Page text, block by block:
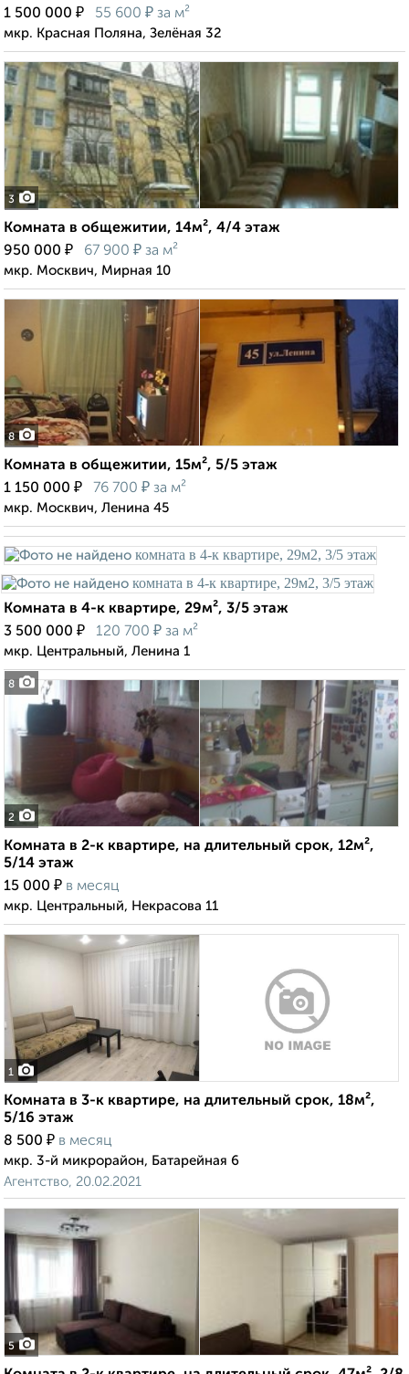
1 500 000 ₽ 55 600 ₽ за м²
мкр. Красная Поляна, Зелёная 32
3
Комната в общежитии, 14м², 4/4 этаж
950 000 ₽ 67 900 ₽ за м²
мкр. Москвич, Мирная 10
8
Комната в общежитии, 15м², 5/5 этаж
1 150 000 ₽ 76 700 ₽ за м²
мкр. Москвич, Ленина 45
8
Комната в 4-к квартире, 29м², 3/5 этаж
3 500 000 ₽ 120 700 ₽ за м²
мкр. Центральный, Ленина 1
2
Комната в 2-к квартире, на длительный срок, 12м²,
5/14 этаж
15 000 ₽ в месяц
мкр. Центральный, Некрасова 11
1
Комната в 3-к квартире, на длительный срок, 18м²,
5/16 этаж
8 500 ₽ в месяц
мкр. 3-й микрорайон, Батарейная 6
Агентство, 20.02.2021
5